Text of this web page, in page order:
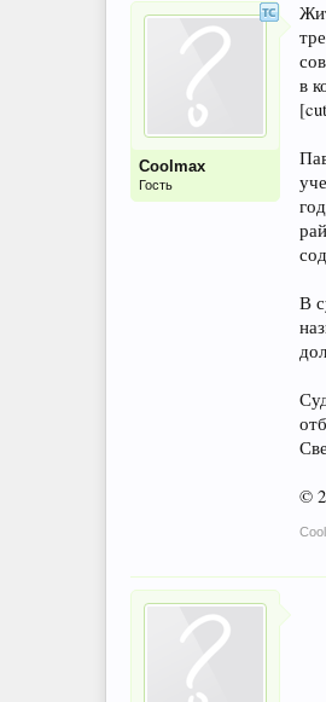
Coolmax
Гость
в
В
©